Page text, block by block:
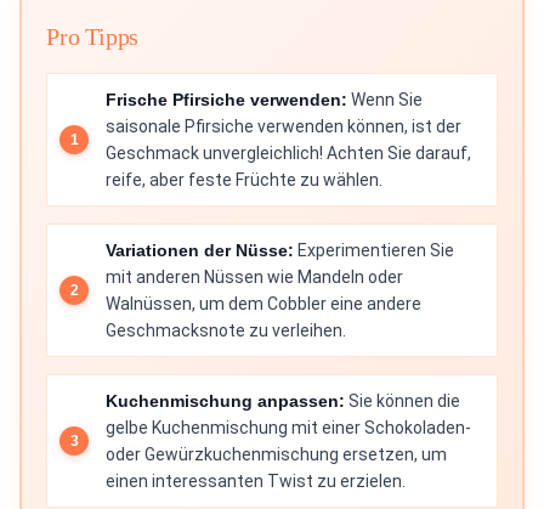
Pro Tipps
Frische Pfirsiche verwenden: Wenn Sie
saisonale Pfirsiche verwenden können, ist der
Geschmack unvergleichlich! Achten Sie darauf,
reife, aber feste Früchte zu wählen.
Variationen der Nüsse: Experimentieren Sie
mit anderen Nüssen wie Mandeln oder
Walnüssen, um dem Cobbler eine andere
Geschmacksnote zu verleihen.
Kuchenmischung anpassen: Sie können die
gelbe Kuchenmischung mit einer Schokoladen-
oder Gewürzkuchenmischung ersetzen, um
einen interessanten Twist zu erzielen.